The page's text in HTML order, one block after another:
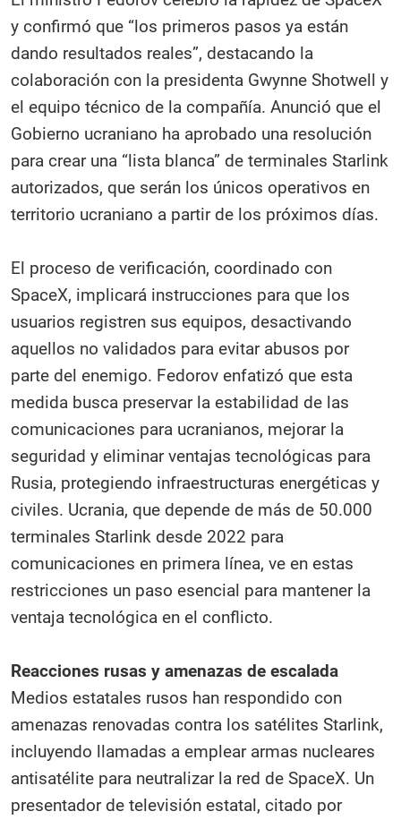
y confirmó que “los primeros pasos ya están
dando resultados reales”, destacando la
colaboración con la presidenta Gwynne Shotwell y
el equipo técnico de la compañía. Anunció que el
Gobierno ucraniano ha aprobado una resolución
para crear una “lista blanca” de terminales Starlink
autorizados, que serán los únicos operativos en
territorio ucraniano a partir de los próximos días.
El proceso de verificación, coordinado con
SpaceX, implicará instrucciones para que los
usuarios registren sus equipos, desactivando
aquellos no validados para evitar abusos por
parte del enemigo. Fedorov enfatizó que esta
medida busca preservar la estabilidad de las
comunicaciones para ucranianos, mejorar la
seguridad y eliminar ventajas tecnológicas para
Rusia, protegiendo infraestructuras energéticas y
civiles. Ucrania, que depende de más de 50.000
terminales Starlink desde 2022 para
comunicaciones en primera línea, ve en estas
restricciones un paso esencial para mantener la
ventaja tecnológica en el conflicto.
Reacciones rusas y amenazas de escalada
Medios estatales rusos han respondido con
amenazas renovadas contra los satélites Starlink,
incluyendo llamadas a emplear armas nucleares
antisatélite para neutralizar la red de SpaceX. Un
presentador de televisión estatal, citado por